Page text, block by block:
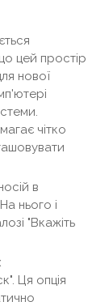
цей простір
нової
чітко
в
нього і
"Вкажіть
Ця опція